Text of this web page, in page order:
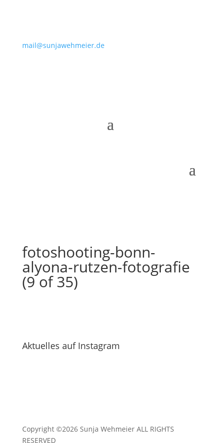
mail@sunjawehmeier.de
fotoshooting-bonn-
alyona-rutzen-fotografie
(9 of 35)
Aktuelles auf Instagram
Copyright ©2026 Sunja Wehmeier ALL RIGHTS
RESERVED